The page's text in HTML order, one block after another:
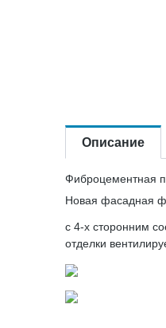
Описание
Фиброцементная
Новая фасадная
с 4-х сторонним
отделки